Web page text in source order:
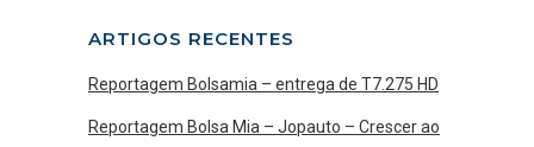
ARTIGOS RECENTES
Reportagem Bolsamia – entrega de T7.275 HD
Reportagem Bolsa Mia – Jopauto – Crescer ao